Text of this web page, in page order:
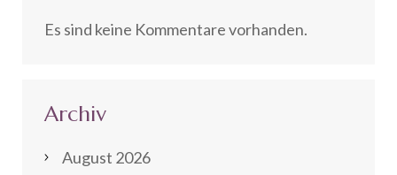
Es sind keine Kommentare vorhanden.
Archiv
August 2026